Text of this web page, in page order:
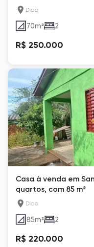
Dido
70m² 2
R$ 250.000
Casa à venda em
quartos, com 85 m²
Dido
85m² 2
R$ 220.000